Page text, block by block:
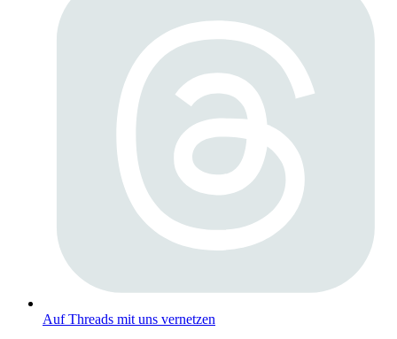
Auf Threads mit uns vernetzen